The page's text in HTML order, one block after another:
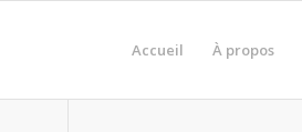
Accueil À propos